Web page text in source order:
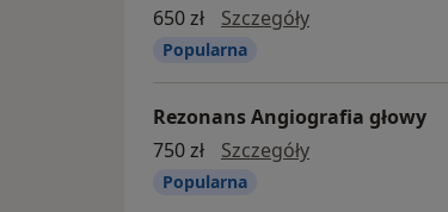
650 zł
SzczegółyRezonans
Popularna
Rezonans Angiografia głowy
750 zł
SzczegółyRezonans
Popularna